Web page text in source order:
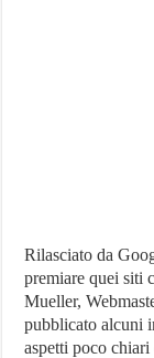
Rilasciato da
premiare quei siti
Mueller,
pubblicato alcuni
aspetti poco chiari